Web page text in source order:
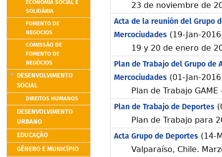
ECONOMIA SOCIAL E
SOLIDÁRIA
FOMENTO DE
NEGOCIOS
COMISSÃO DE
FOMENTO DE
NEGÓCIOS
DESENVOLVIMENTO
SOCIAL
DIREITOS HUMANOS
DESENVOLVIMENTO
URBANO
EDUCAÇÃO
GÊNERO E MUNICÍPIO
23 de noviembre de
Acta de la reunión del Grupo
Mercociudades (19-Jan-
19 y 20 de enero de
Plan de Trabajo del Grupo de
Mercociudades (01-Jan-
Plan de Trabajo GAME
Plan de Trabajo de Deportes
Plan de Trabajo para
Acta Grupo de Deportes (14-
Valparaíso, Chile.